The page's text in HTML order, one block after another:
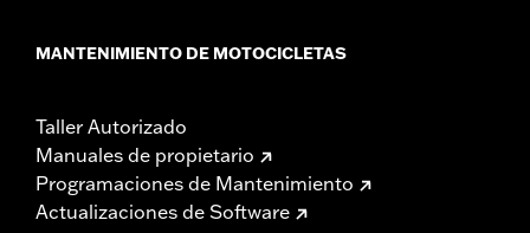
MANTENIMIENTO DE MOTOCICLETAS
Taller Autorizado
Manuales de propietario
Programaciones de Mantenimiento
Actualizaciones de Software